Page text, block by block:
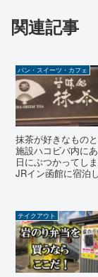
関連記事
パン・スイーツ・カフェ
抹茶が好きなもの
施設ハコビバ内に
日にぶつかってし
JRイン函館に宿泊
テイクアウト